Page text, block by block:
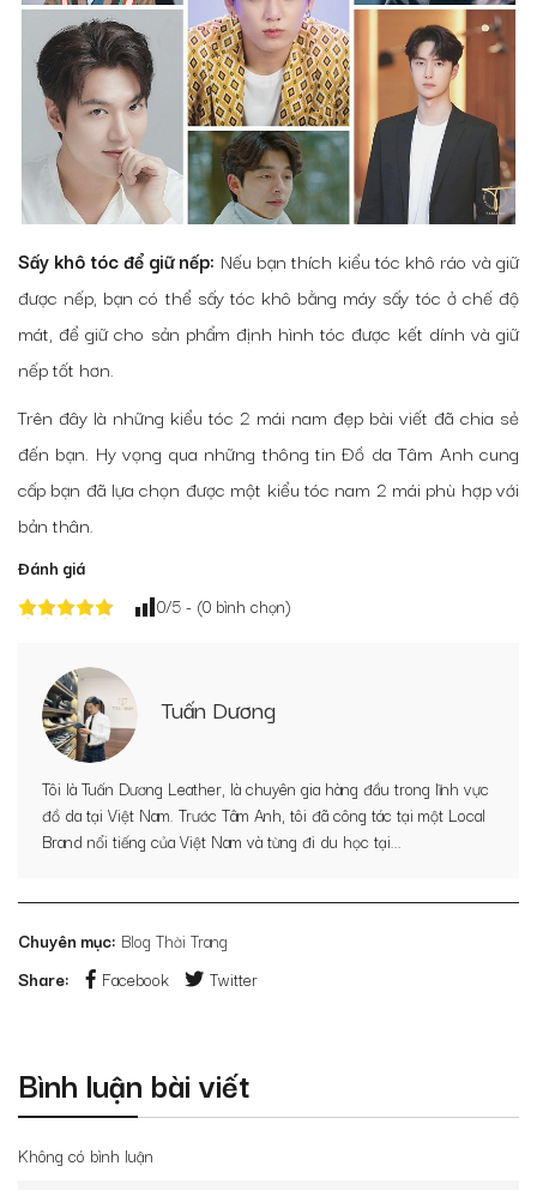
Sấy khô tóc để giữ nếp: Nếu bạn thích kiểu tóc khô ráo và giữ
được nếp, bạn có thể sấy tóc khô bằng máy sấy tóc ở chế độ
mát, để giữ cho sản phẩm định hình tóc được kết dính và giữ
nếp tốt hơn.
Trên đây là những kiểu tóc 2 mái nam đẹp bài viết đã chia sẻ
đến bạn. Hy vọng qua những thông tin Đồ da Tâm Anh cung
cấp bạn đã lựa chọn được một kiểu tóc nam 2 mái phù hợp với
bản thân.
Đánh giá
0/5 - (0 bình chọn)
Tuấn Dương
Tôi là Tuấn Dương Leather, là chuyên gia hàng đầu trong lĩnh vực
đồ da tại Việt Nam. Trước Tâm Anh, tôi đã công tác tại một Local
Brand nổi tiếng của Việt Nam và từng đi du học tại...
Chuyên mục: Blog Thời Trang
Share:
Facebook Twitter
Bình luận bài viết
Không có bình luận